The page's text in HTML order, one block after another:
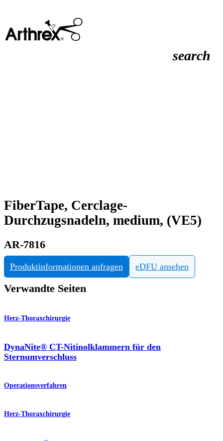
search
FiberTape, Cerclage-
Durchzugsnadeln, medium, (VE5)
AR-7816
Produktinformationen anfragen eDFU ansehen
Verwandte Seiten
Herz-Thoraxchirurgie
DynaNite® CT-Nitinolklammern für den
Sternumverschluss
Operationsverfahren
Herz-Thoraxchirurgie